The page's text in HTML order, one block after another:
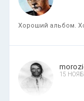
Хороший альбом.
15